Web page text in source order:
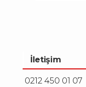
İletişim
0212 450 01 07